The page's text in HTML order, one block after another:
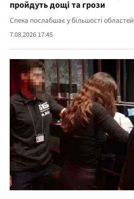
пройдуть дощі та грози
Спека послабшає у більшості областей
7.08.2026 17:45